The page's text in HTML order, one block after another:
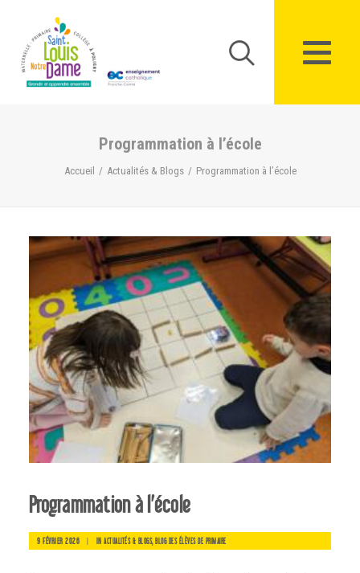
Programmation à l’école
Accueil Actualités & Blogs Programmation à l’école
Programmation à l’école
9 FÉVRIER 2026 | IN ACTUALITÉS & BLOGS, BLOG DES ÉLÈVES DE PRIMAIRE